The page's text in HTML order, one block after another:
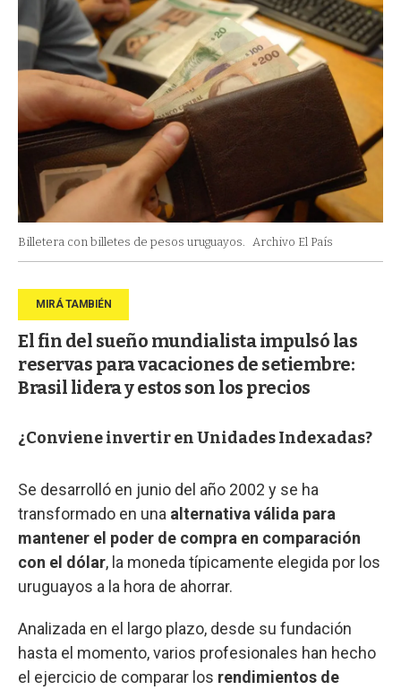
Billetera con billetes de pesos uruguayos. Archivo El País
El fin del sueño mundialista impulsó las
reservas para vacaciones de setiembre:
Brasil lidera y estos son los precios
¿Conviene invertir en Unidades Indexadas?
Se desarrolló en junio del año 2002 y se ha
transformado en una alternativa válida para
mantener el poder de compra en comparación
con el dólar, la moneda típicamente elegida por los
uruguayos a la hora de ahorrar.
Analizada en el largo plazo, desde su fundación
hasta el momento, varios profesionales han hecho
el ejercicio de comparar los rendimientos de